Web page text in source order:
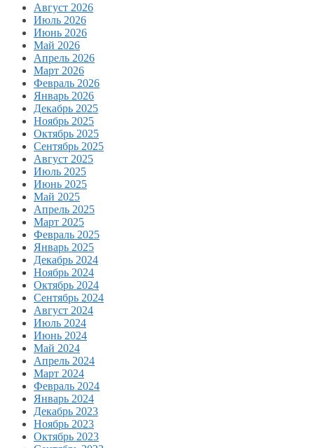
Август 2026
Июль 2026
Июнь 2026
Май 2026
Апрель 2026
Март 2026
Февраль 2026
Январь 2026
Декабрь 2025
Ноябрь 2025
Октябрь 2025
Сентябрь 2025
Август 2025
Июль 2025
Июнь 2025
Май 2025
Апрель 2025
Март 2025
Февраль 2025
Январь 2025
Декабрь 2024
Ноябрь 2024
Октябрь 2024
Сентябрь 2024
Август 2024
Июль 2024
Июнь 2024
Май 2024
Апрель 2024
Март 2024
Февраль 2024
Январь 2024
Декабрь 2023
Ноябрь 2023
Октябрь 2023